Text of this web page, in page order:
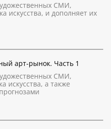
СМИ,
искусства, и дополняет их
арт-рынок. Часть 1
СМИ,
искусства, а также